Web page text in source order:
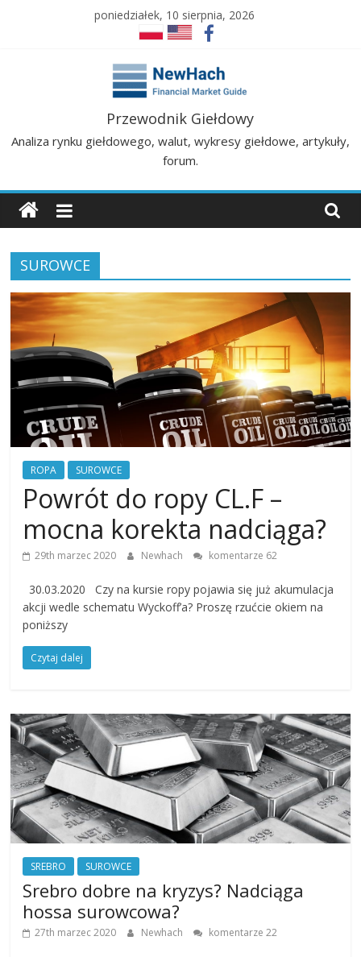
poniedziałek, 10 sierpnia, 2026
NewHach
Przewodnik
Giełdowy
|
Analizy
Finansowe
Analiza
rynku
giełdowego,
walut,
wykresy
artykuły,
forum.
w
oparciu
o
teorię
Carolana.
Przewodnik Giełdowy
Analiza rynku giełdowego, walut, wykresy giełdowe, artykuły,
forum.
SUROWCE
ROPA SUROWCE
Powrót do ropy CL.F –
mocna korekta nadciąga?
29th marzec 2020 Newhach komentarze 62
30.03.2020 Czy na kursie ropy pojawia się już akumulacja
akcji wedle schematu Wyckoff’a? Proszę rzućcie okiem na
poniższy
Czytaj dalej
SREBRO SUROWCE
Srebro dobre na kryzys? Nadciąga
hossa surowcowa?
27th marzec 2020 Newhach komentarze 22